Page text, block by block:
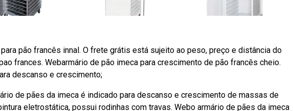
pão francês innal. O frete grátis está sujeito ao peso, preço e distância do
frances. Webarmário de pão imeca para crescimento de pão francês cheio.
descanso e crescimento;
de pães da imeca é indicado para descanso e crescimento de massas de
eletrostática, possui rodinhas com travas. Webo armário de pães da imeca